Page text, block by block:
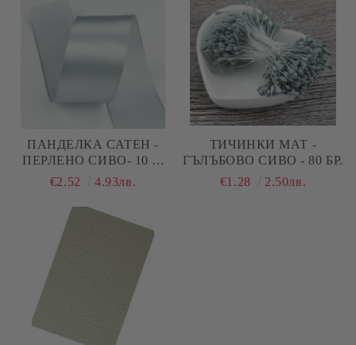
ПАНДЕЛКА САТЕН -
ПЕРЛЕНО СИВО- 10 М
№42
€2.52 4.93лв.
ТИЧИНКИ МАТ -
ГЪЛЪБОВО СИВО - 80 БР.
€1.28
2.50лв.